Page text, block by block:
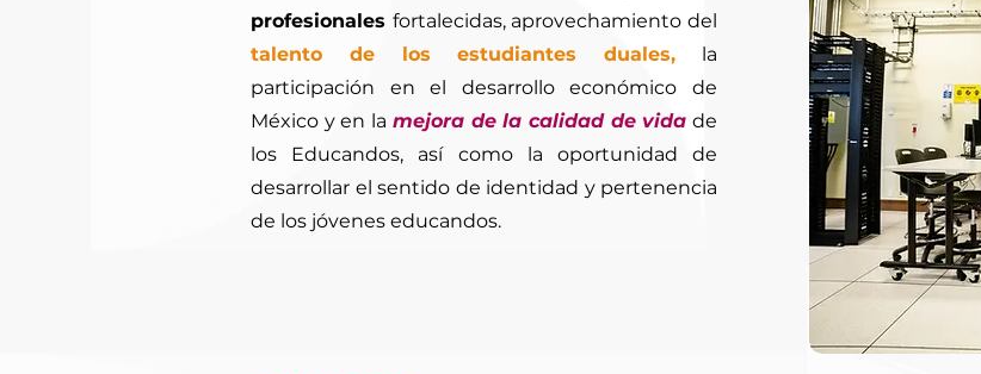
profesionales fortalecidas, aprovechamiento del
talento de los estudiantes duales, la
participación en el desarrollo económico de
México y en la mejora de la calidad de vida de
los Educandos, así como la oportunidad de
desarrollar el sentido de identidad y pertenencia
de los jóvenes educandos.